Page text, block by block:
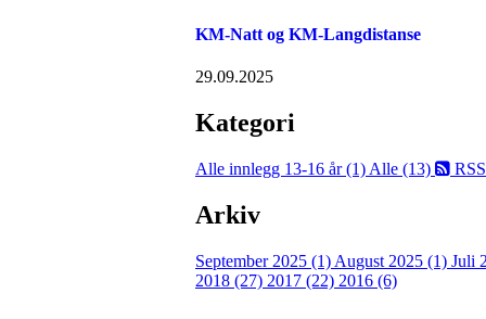
KM-Natt og KM-Langdistanse
29.09.2025
Kategori
Alle innlegg 13-16 år (1) Alle (13) RSS
Arkiv
September 2025 (1) August 2025 (1) Juli
2018 (27) 2017 (22) 2016 (6)